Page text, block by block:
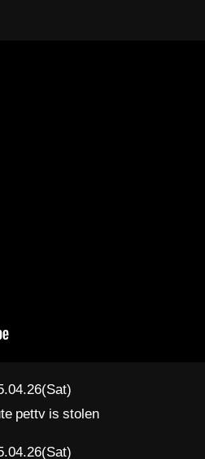
pettv is stolen